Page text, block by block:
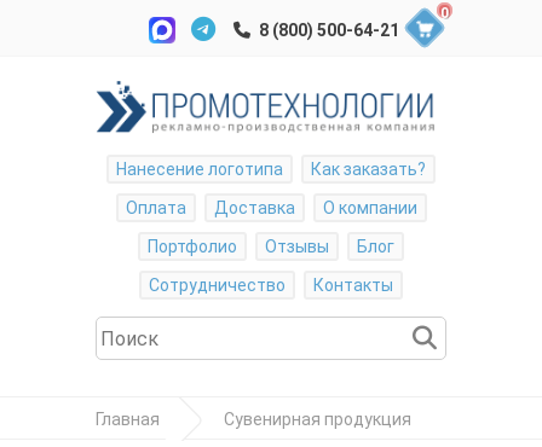
0
Нанесение логотипа
Как заказать?
Оплата
Доставка
О компании
Портфолио
Отзывы
Блог
Сотрудничество
Контакты
Главная Сувенирная продукция